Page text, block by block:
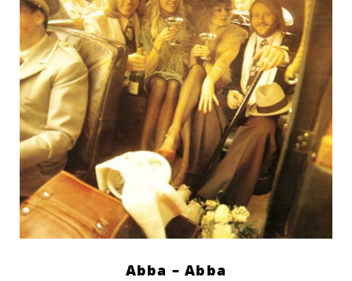
Abba – Abba